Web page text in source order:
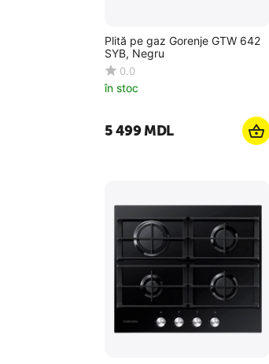
Plită pe gaz Gorenje GTW 642
SYB, Negru
0.0
în stoc
5 499MDL